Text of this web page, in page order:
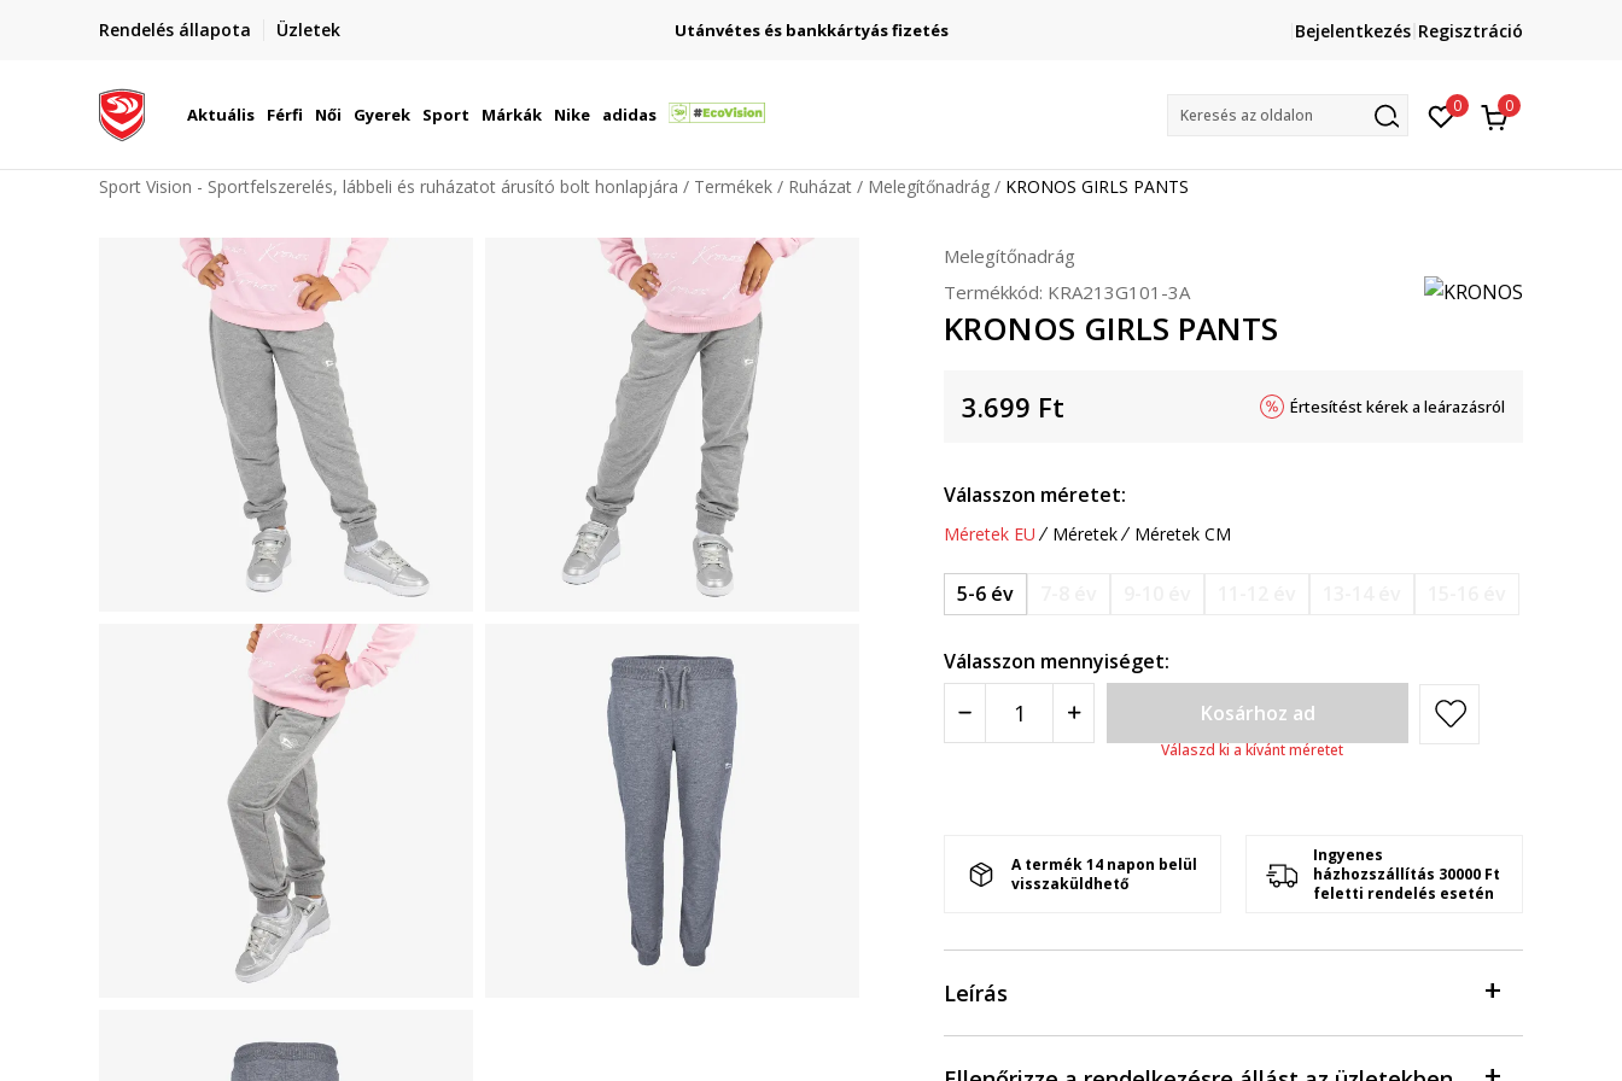
Rendelés állapota Üzletek
Szállítás Magyarország területén Utánvétes és bankkártyás fizetés
Lépj velünk kapcsolatba
online@sport-vision.huBejelentkezés Regisztráció
Aktuális Férfi Női Gyerek Sport Márkák Nike adidas Keresés az oldalon 0 0
Sport Vision - Sportfelszerelés, lábbeli és ruházatot árusító bolt honlapjára Termékek Ruházat Melegítőnadrág KRONOS GIRLS PANTS
Melegítőnadrág
Termékkód: KRA213G101-3A
KRONOS GIRLS PANTS
3.699 Ft Értesítést kérek a leárazásról
Válasszon méretet:
Méretek EU Méretek Méretek CM
5-6 év
Válasszon mennyiséget:
Kosárhoz ad
Válaszd ki a kívánt méretet
A termék 14 napon belül
visszaküldhető
Ingyenes
házhozszállítás 30000 Ft
feletti rendelés esetén
Leírás